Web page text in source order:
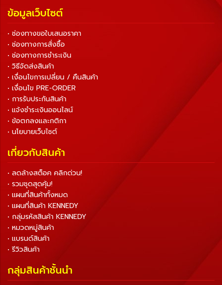
ข้อมูลเว็บไซต์
• ช่องทางขอใบเสนอราคา
• ช่องทางการสั่งซื้อ
• ช่องทางการชำระเงิน
• วิธีจัดส่งสินค้า
• เงื่อนไขการเปลี่ยน / คืนสินค้า
• เงื่อนไข PRE-ORDER
• การรับประกันสินค้า
• แจ้งชำระเงินออนไลน์
• ข้อตกลงและกติกา
• นโยบายเว็บไซต์
เกี่ยวกับสินค้า
• ลดล้างสต็อค คลิกด่วน!
• รวมชุดสุดคุ้ม!
• แผนที่สินค้าทั้งหมด
• แผนที่สินค้า KENNEDY
• กลุ่มรหัสสินค้า KENNEDY
• หมวดหมู่สินค้า
• แบรนด์สินค้า
• รีวิวสินค้า
กลุ่มสินค้าชั้นนำ